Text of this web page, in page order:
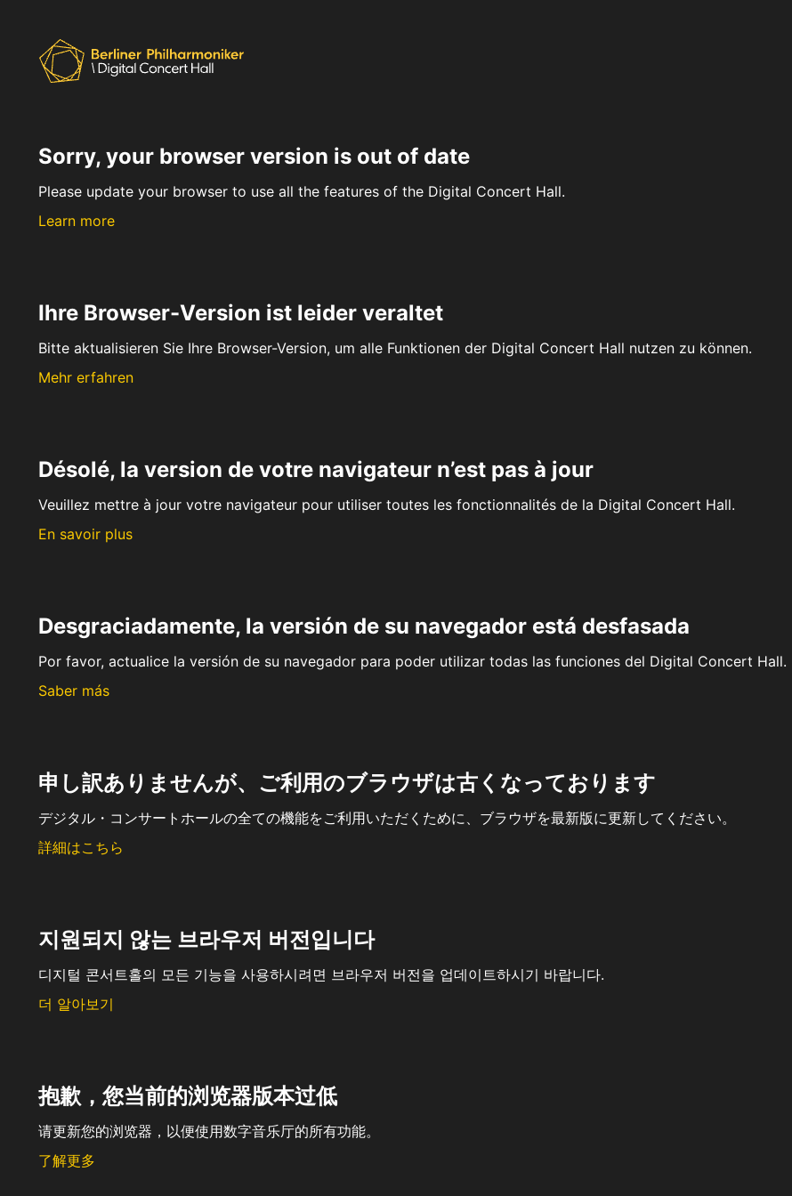
Sorry, your browser version is out of date
Please update your browser to use all the features of the Digital Concert Hall.
Learn more
Ihre Browser-Version ist leider veraltet
Bitte aktualisieren Sie Ihre Browser-Version, um alle Funktionen der Digital Concert Hall nutzen zu können.
Mehr erfahren
Désolé, la version de votre navigateur n’est pas à jour
Veuillez mettre à jour votre navigateur pour utiliser toutes les fonctionnalités de la Digital Concert Hall.
En savoir plus
Desgraciadamente, la versión de su navegador está desfasada
Por favor, actualice la versión de su navegador para poder utilizar todas las funciones del Digital Concert Hall.
Saber más
申し訳ありませんが、ご利用のブラウザは古くなっております
デジタル・コンサートホールの全ての機能をご利用いただくために、ブラウザを最新版に更新してください。
詳細はこちら
지원되지 않는 브라우저 버전입니다
디지털 콘서트홀의 모든 기능을 사용하시려면 브라우저 버전을 업데이트하시기 바랍니다.
더 알아보기
抱歉，您当前的浏览器版本过低
请更新您的浏览器，以便使用数字音乐厅的所有功能。
了解更多